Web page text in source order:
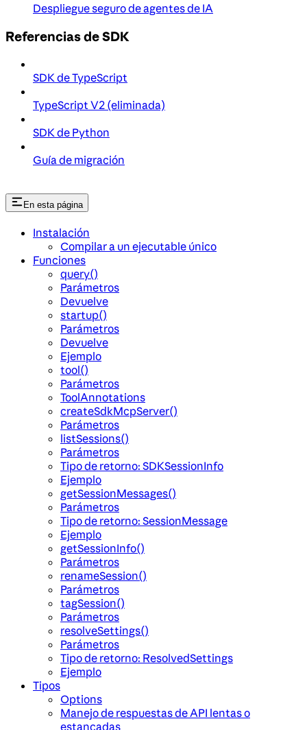
Despliegue seguro de agentes de IA
Referencias de SDK
SDK de TypeScript
TypeScript V2 (eliminada)
SDK de Python
Guía de migración
En esta página
Instalación
Compilar a un ejecutable único
Funciones
query()
Parámetros
Devuelve
startup()
Parámetros
Devuelve
Ejemplo
tool()
Parámetros
ToolAnnotations
createSdkMcpServer()
Parámetros
listSessions()
Parámetros
Tipo de retorno: SDKSessionInfo
Ejemplo
getSessionMessages()
Parámetros
Tipo de retorno: SessionMessage
Ejemplo
getSessionInfo()
Parámetros
renameSession()
Parámetros
tagSession()
Parámetros
resolveSettings()
Parámetros
Tipo de retorno: ResolvedSettings
Ejemplo
Tipos
Options
Manejo de respuestas de API lentas o
estancadas